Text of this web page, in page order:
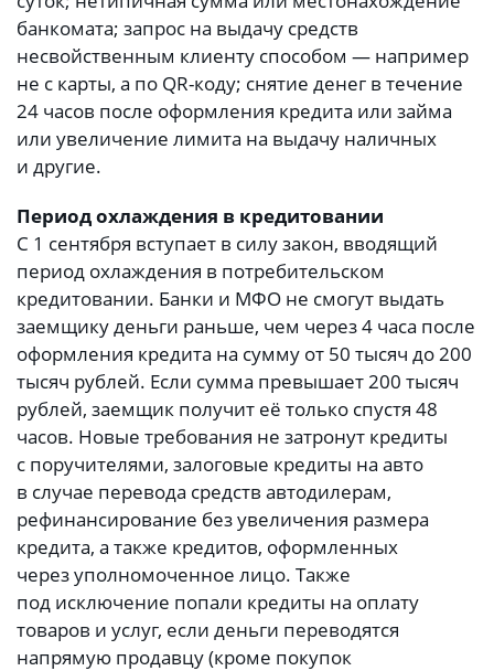
банкомата; запрос на выдачу средств
несвойственным клиенту способом — например
не с карты, а по QR-коду; снятие денег в течение
24 часов после оформления кредита или займа
или увеличение лимита на выдачу наличных
и другие.
Период охлаждения в кредитовании
С 1 сентября вступает в силу закон, вводящий
период охлаждения в потребительском
кредитовании. Банки и МФО не смогут выдать
заемщику деньги раньше, чем через 4 часа после
оформления кредита на сумму от 50 тысяч до 200
тысяч рублей. Если сумма превышает 200 тысяч
рублей, заемщик получит её только спустя 48
часов. Новые требования не затронут кредиты
с поручителями, залоговые кредиты на авто
в случае перевода средств автодилерам,
рефинансирование без увеличения размера
кредита, а также кредитов, оформленных
через уполномоченное лицо. Также
под исключение попали кредиты на оплату
товаров и услуг, если деньги переводятся
напрямую продавцу (кроме покупок